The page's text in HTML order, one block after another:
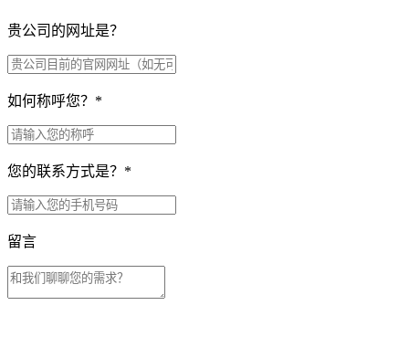
贵公司的网址是？
如何称呼您？ *
您的联系方式是？ *
留言